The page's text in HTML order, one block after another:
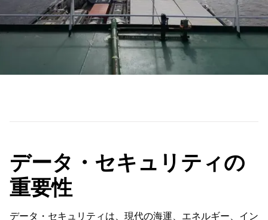
データ・セキュリティの
重要性
データ・セキュリティは、現代の海運、エネルギー、イン